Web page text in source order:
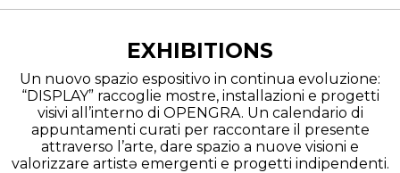
EXHIBITIONS
Un nuovo spazio espositivo in continua evoluzione:
“DISPLAY” raccoglie mostre, installazioni e progetti
visivi all’interno di OPENGRA. Un calendario di
appuntamenti curati per raccontare il presente
attraverso l’arte, dare spazio a nuove visioni e
valorizzare artistə emergenti e progetti indipendenti.